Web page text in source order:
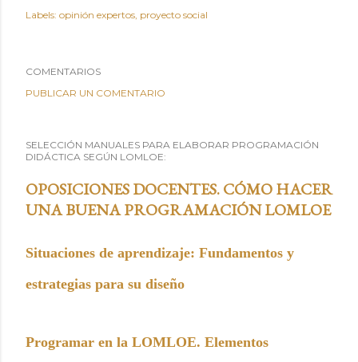
Labels: opinión expertos proyecto social
COMENTARIOS
PUBLICAR UN COMENTARIO
SELECCIÓN MANUALES PARA ELABORAR PROGRAMACIÓN
DIDÁCTICA SEGÚN LOMLOE:
OPOSICIONES DOCENTES. CÓMO HACER
UNA BUENA PROGRAMACIÓN LOMLOE
Situaciones de aprendizaje: Fundamentos y
estrategias para su diseño
Programar en la LOMLOE. Elementos